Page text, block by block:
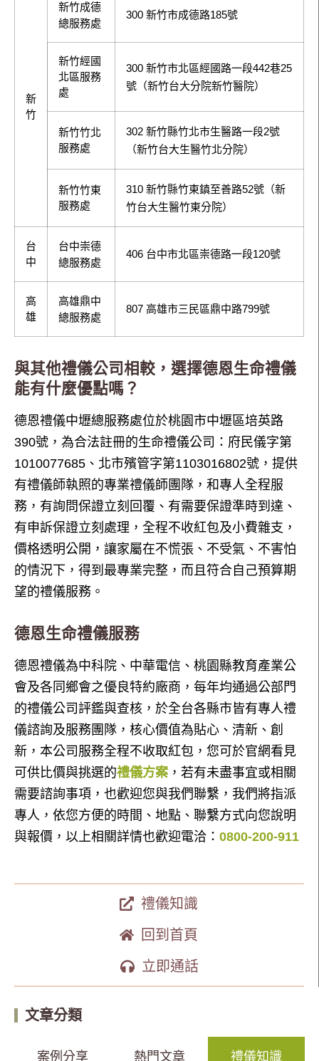
新
竹
新竹成德
總服務處
300 新竹市成德路185號
新竹經國
北區服務
處
300 新竹市北區經國路一段442巷25
號（新竹台大分院新竹醫院）
新竹竹北
服務處
302 新竹縣竹北市生醫路一段2號
（新竹台大生醫竹北分院）
新竹竹東
服務處
310 新竹縣竹東鎮至善路52號（新
竹台大生醫竹東分院）
台
中
台中崇德
總服務處
406 台中市北區崇德路一段120號
高
雄
高雄鼎中
總服務處
807 高雄市三民區鼎中路799號
與其他禮儀公司相較，選擇德恩生命禮儀
能有什麼優點嗎？
德恩禮儀中壢總服務處位於桃園市中壢區培英路
390號，為合法註冊的生命禮儀公司：府民儀字第
1010077685、北市殯管字第1103016802號，提供
有禮儀師執照的專業禮儀師團隊，和專人全程服
務，有詢問保證立刻回覆、有需要保證準時到達、
有申訴保證立刻處理，全程不收紅包及小費雜支，
價格透明公開，讓家屬在不慌張、不受氣、不害怕
的情況下，得到最專業完整，而且符合自己預算期
望的禮儀服務。
德恩生命禮儀服務
德恩禮儀為中科院、中華電信、桃園縣教育產業公
會及各同鄉會之優良特約廠商，每年均通過公部門
的禮儀公司評鑑與查核，於全台各縣市皆有專人禮
儀諮詢及服務團隊，核心價值為貼心、清新、創
新，本公司服務全程不收取紅包，您可於官網看見
可供比價與挑選的禮儀方案 ，若有未盡事宜或相關
需要諮詢事項，也歡迎您與我們聯繫，我們將指派
專人，依您方便的時間、地點、聯繫方式向您說明
與報價，以上相關詳情也歡迎電洽： 0800-200-911
禮儀知識
回到首頁
立即通話
文章分類
案例分享 熱門文章 禮儀知識